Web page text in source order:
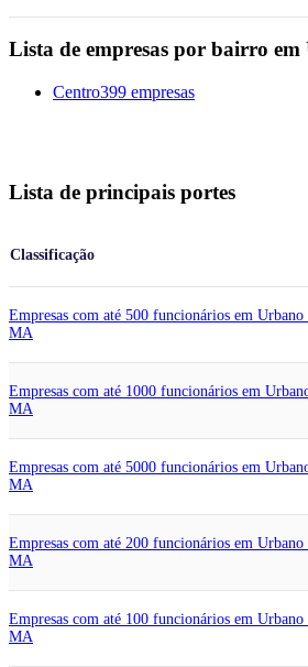
Lista de empresas por bairro
Centro399 empresas
Lista de principais portes
Classificação
Empresas com até 500 funcionários em Urbano
MA
Empresas com até 1000 funcionários em
MA
Empresas com até 5000 funcionários em
MA
Empresas com até 200 funcionários em Urbano
MA
Empresas com até 100 funcionários em Urbano
MA